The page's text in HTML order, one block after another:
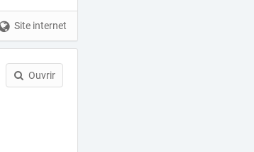
Site internet
Ouvrir